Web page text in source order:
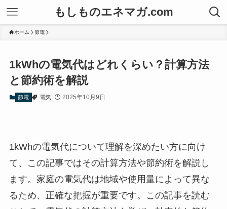
もしものエネマガ.com
ホーム 節電
1kWhの電気代はどれくらい？計算方法
と節約術を解説
節電 電気 2025年10月9日
1kWhの電気代について理解を深めたい方に向け
て、この記事ではその計算方法や節約術を解説し
ます。家庭の電気代は地域や使用量によって異な
るため、正確な把握が重要です。この記事を読む